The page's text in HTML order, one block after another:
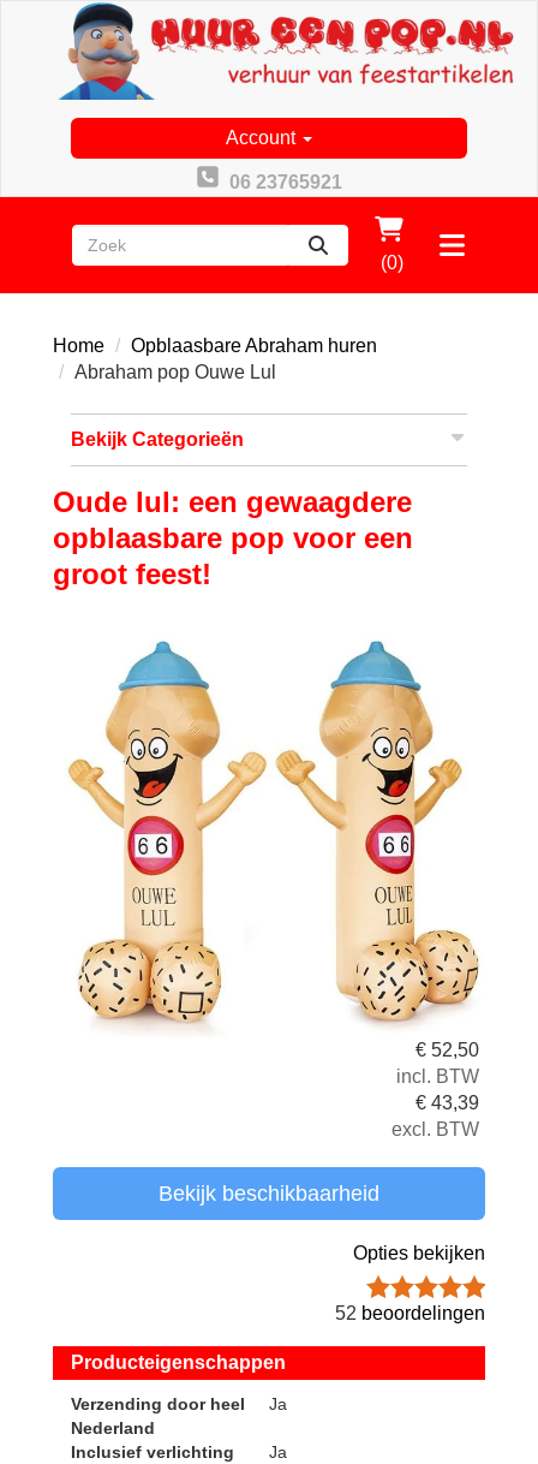
Account
06 23765921
zoeken (0)
Toggle
Home
Opblaasbare Abraham huren
Abraham pop Ouwe Lul
Bekijk Categorieën
Oude lul: een gewaagdere
opblaasbare pop voor een
groot feest!
€ 52,50
incl. BTW
€ 43,39
excl. BTW
Bekijk beschikbaarheid
Opties bekijken
52 beoordelingen
Producteigenschappen
Verzending door heel
Nederland
Ja
Inclusief verlichting
Ja